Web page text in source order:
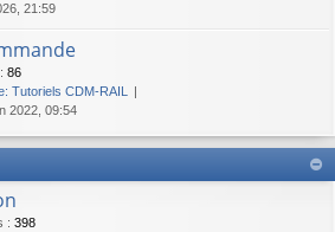
21:59
: 86
Tutoriels CDM-RAIL
2022, 09:54
: 398